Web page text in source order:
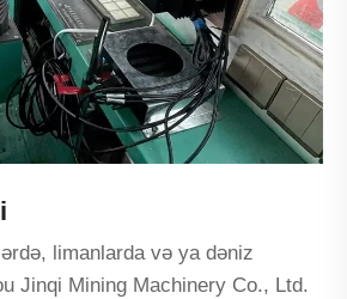
limanlarda və ya dəniz
Jinqi Mining Machinery Co., Ltd.